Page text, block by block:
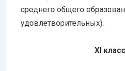
среднего общего
удовлетворительных).
XI класс